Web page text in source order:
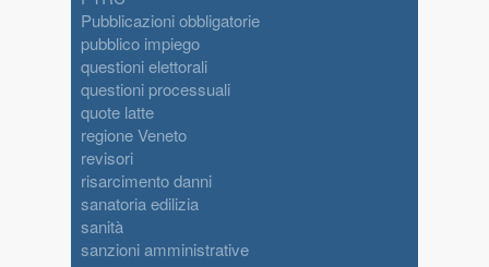
Pubblicazioni obbligatorie
pubblico impiego
questioni elettorali
questioni processuali
quote latte
regione Veneto
revisori
risarcimento danni
sanatoria edilizia
sanità
sanzioni amministrative